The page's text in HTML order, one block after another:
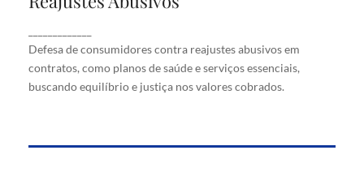
Defesa de consumidores contra reajustes abusivos em
contratos, como planos de saúde e serviços essenciais,
buscando equilíbrio e justiça nos valores cobrados.
em contratos, como planos de saúde e serviços
essenciais, buscando equilíbrio e justiça nos valores
cobrados.